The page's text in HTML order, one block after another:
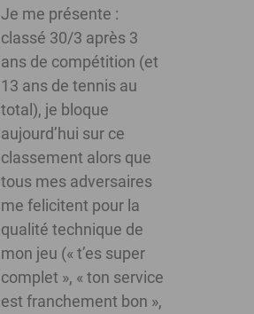
Je me présente :
classé 30/3 après 3
ans de compétition (et
13 ans de tennis au
total), je bloque
aujourd’hui sur ce
classement alors que
tous mes adversaires
me felicitent pour la
qualité technique de
mon jeu (« t’es super
complet », « ton service
est franchement bon »,